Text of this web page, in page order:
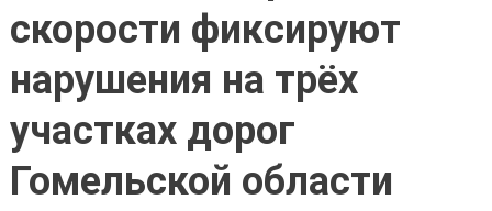
скорости фиксируют
нарушения на трёх
участках дорог
Гомельской области